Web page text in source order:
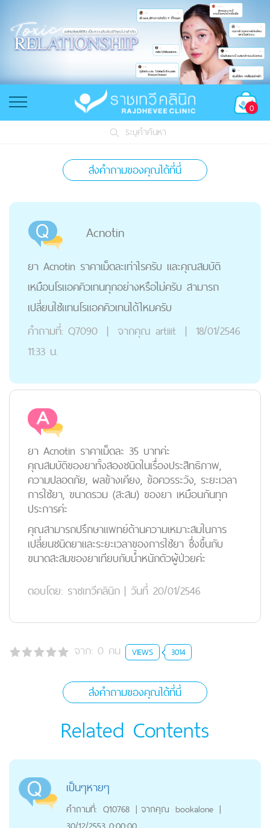
0
ระบุคำค้นหา
ส่งคำถามของคุณได้ที่นี่
Acnotin
ยา Acnotin ราคาเม็ดละเท่าไรครับ และคุณสมบัติ
เหมือนโรแอคคิวเทนทุกอย่างหรือไม่ครับ สามารถ
เปลี่ยนใช้แทนโรแอคคิวเทนได้ไหมครับ
คำถามที่: Q7090 | จากคุณ artiiit | 18/01/2546
11:33 น.
ยา Acnotin ราคาเม็ดละ 35 บาทค่ะ
คุณสมบัติของยาทั้งสองชนิดในเรื่องประสิทธิภาพ,
ความปลอดภัย, ผลข้างเคียง, ข้อควรระวัง, ระยะเวลา
การใช้ยา, ขนาดรวม (สะสม) ของยา เหมือนกันทุก
ประการค่ะ
คุณสามารถปรึกษาแพทย์ด้านความเหมาะสมในการ
เปลี่ยนชนิดยาและระยะเวลาของการใช้ยา ซึ่งขึ้นกับ
ขนาดสะสมของยาเทียบกับน้ำหนักตัวผู้ป่วยค่ะ
ตอบโดย: ราชเทวีคลินิก | วันที่ 20/01/2546
จาก: 0 คน VIEWS 3014
ส่งคำถามของคุณได้ที่นี่
Related Contents
เป็นๆหายๆ
คำถามที่: Q10768 | จากคุณ bookalone |